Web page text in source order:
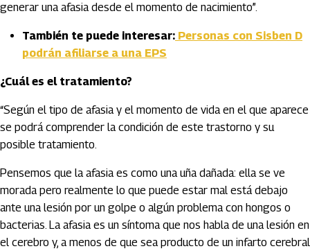
generar una afasia desde el momento de nacimiento”.
También te puede interesar: Personas con Sisben D
podrán afiliarse a una EPS
¿Cuál es el tratamiento?
“Según el tipo de afasia y el momento de vida en el que aparece
se podrá comprender la condición de este trastorno y su
posible tratamiento.
Pensemos que la afasia es como una uña dañada: ella se ve
morada pero realmente lo que puede estar mal está debajo
ante una lesión por un golpe o algún problema con hongos o
bacterias. La afasia es un síntoma que nos habla de una lesión en
el cerebro y, a menos de que sea producto de un infarto cerebral